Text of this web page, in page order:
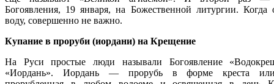
Богоявления, 19 января, на Божественной литургии. Когда
воду, совершенно не важно.
Купание в проруби (иордани) на Крещение
На Руси простые люди называли Богоявление
«Иордань». Иордань — прорубь в форме креста